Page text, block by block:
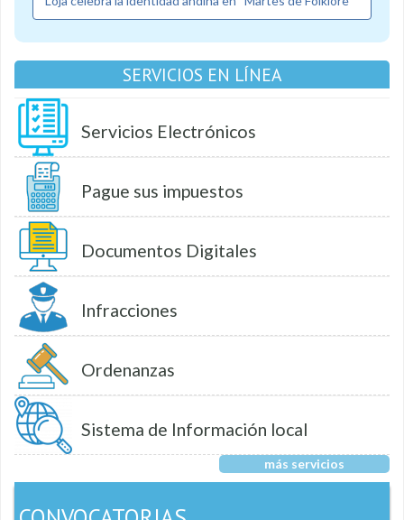
SERVICIOS EN LÍNEA
Servicios Electrónicos
Pague sus impuestos
Documentos Digitales
Infracciones
Ordenanzas
Sistema de Información local
más servicios